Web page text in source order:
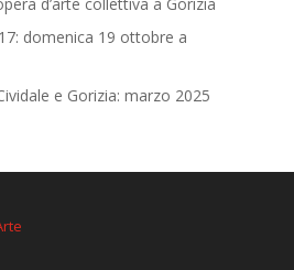
d’arte collettiva a Gorizia
domenica 19 ottobre a
e Gorizia: marzo 2025